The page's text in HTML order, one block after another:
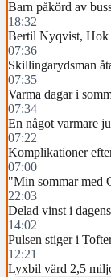
Barn påkörd av
18:32
Bertil Nyqvist, Hok
07:36
Skillingarydsman
07:35
Varma dagar i
07:34
En något varmare
07:22
Komplikationer
07:00
"Min sommar med
22:03
Delad vinst i
14:02
Pulsen stiger i
12:21
Lyxbil värd 2,5